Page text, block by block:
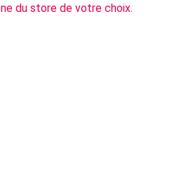
du store de votre choix.